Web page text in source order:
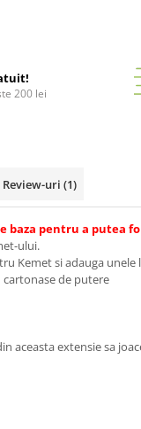
200 lei
Review-uri (1)
baza pentru a putea
ului.
Kemet si adauga
de putere
aceasta extensie sa